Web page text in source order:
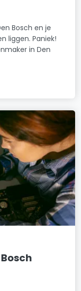
Bosch en je
liggen. Paniek!
in Den